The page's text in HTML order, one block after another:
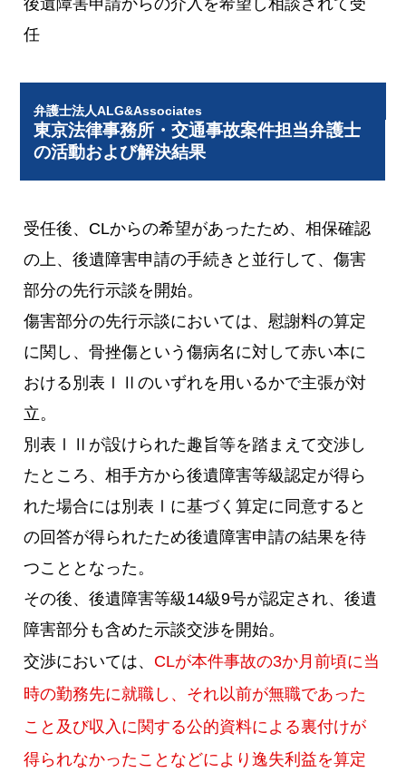
任
弁護士法人ALG&Associates
東京法律事務所・交通事故案件担当弁護士
の活動および解決結果
受任後、CLからの希望があったため、相保確認
の上、後遺障害申請の手続きと並行して、傷害
部分の先行示談を開始。
傷害部分の先行示談においては、慰謝料の算定
に関し、骨挫傷という傷病名に対して赤い本に
おける別表ⅠⅡのいずれを用いるかで主張が対
立。
別表ⅠⅡが設けられた趣旨等を踏まえて交渉し
たところ、相手方から後遺障害等級認定が得ら
れた場合には別表Ⅰに基づく算定に同意すると
の回答が得られたため後遺障害申請の結果を待
つこととなった。
その後、後遺障害等級14級9号が認定され、後遺
障害部分も含めた示談交渉を開始。
交渉においては、 CLが本件事故の3か月前頃に当
時の勤務先に就職し、それ以前が無職であった
こと及び収入に関する公的資料による裏付けが
得られなかったことなどにより逸失利益を算定